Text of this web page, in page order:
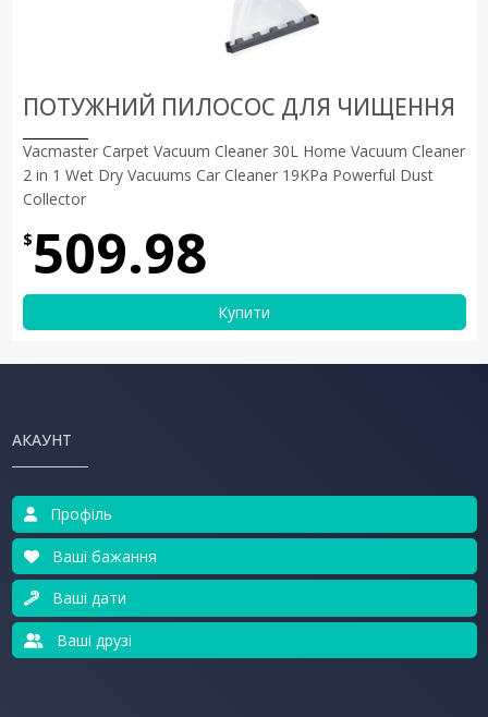
ПОТУЖНИЙ ПИЛОСОС ДЛЯ ЧИЩЕННЯ
Vacmaster Carpet Vacuum Cleaner 30L Home Vacuum Cleaner
2 in 1 Wet Dry Vacuums Car Cleaner 19KPa Powerful Dust
Collector
$509.98
Купити
АКАУНТ
Профіль
Ваші бажання
Ваші дати
Ваші друзі